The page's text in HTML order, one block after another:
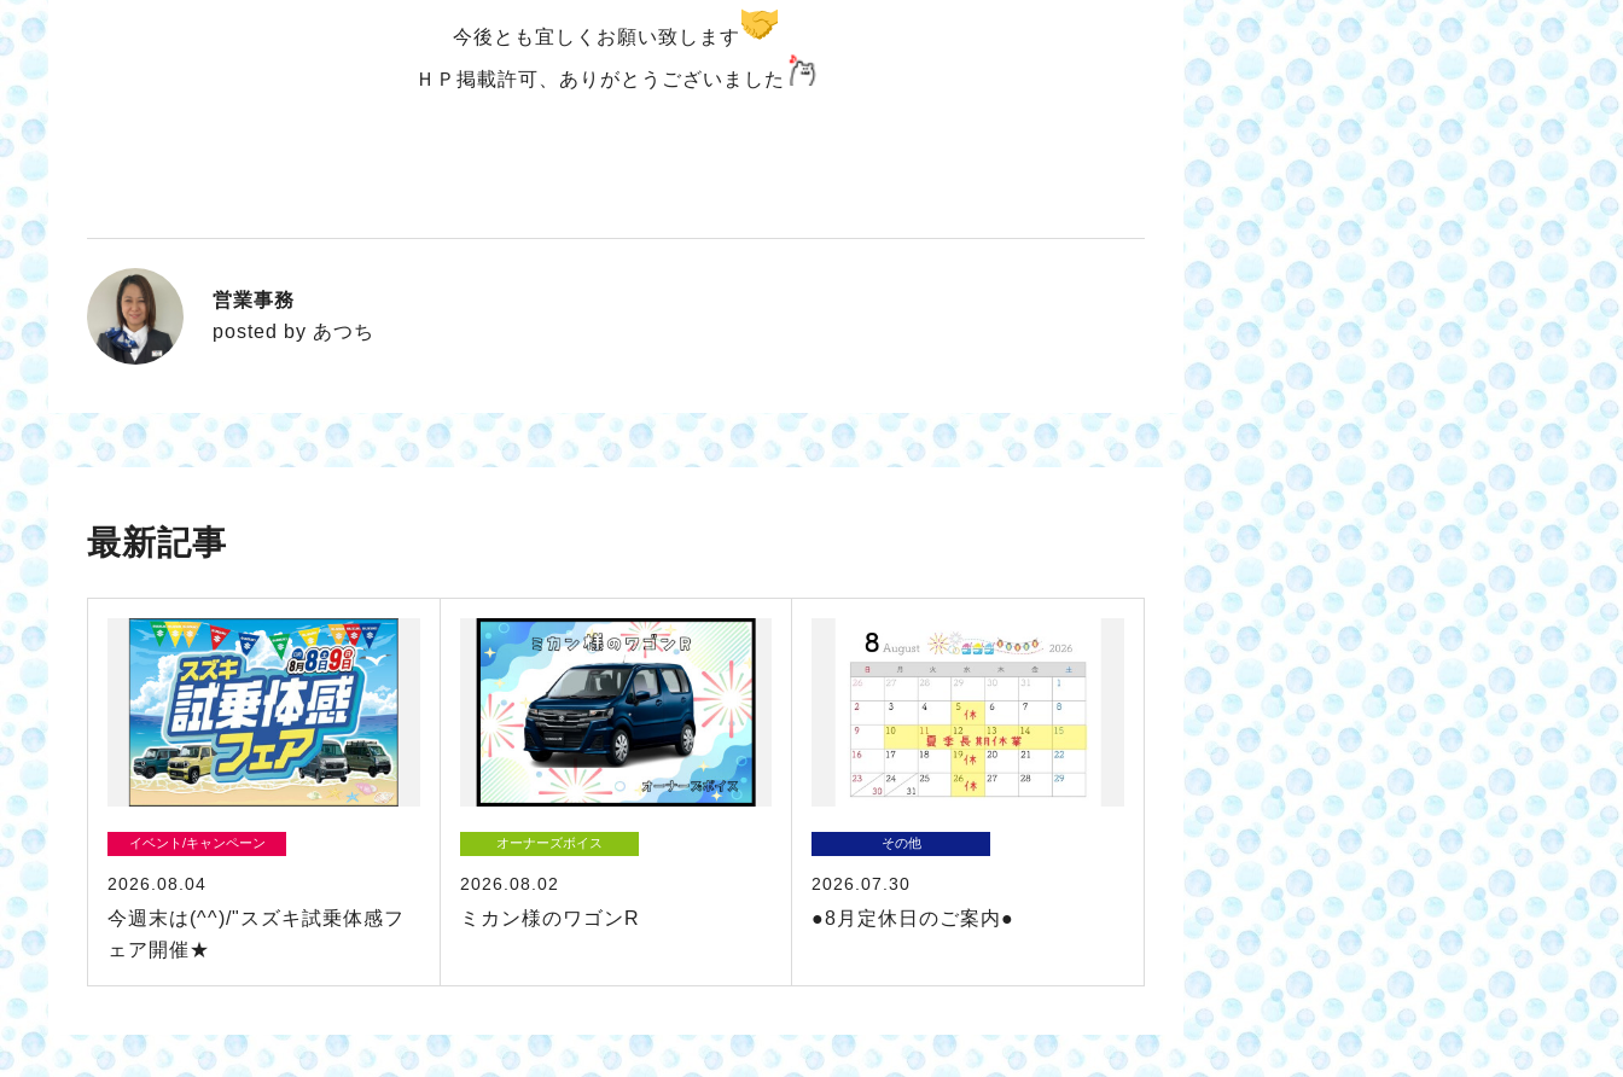
今後とも宜しくお願い致します
ＨＰ掲載許可、ありがとうございました
あつち
営業事務
posted by あつち
最新記事
イベント/キャンペーン
2026.08.04
今週末は(^^)/"スズキ試乗体感フ
ェア開催★
オーナーズボイス
2026.08.02
ミカン様のワゴンR
その他
2026.07.30
●8月定休日のご案内●